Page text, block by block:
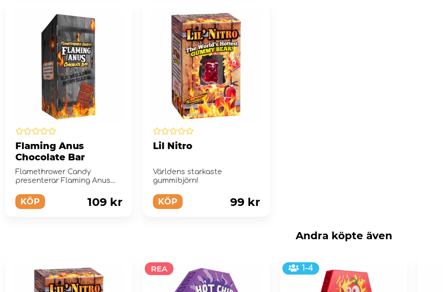
Flaming Anus
Chocolate Bar
Flamethrower Candy
presenterar Flaming Anus
KÖP 109 kr
Lil Nitro
Världens starkaste
gummibjörn!
KÖP 99 kr
Andra köpte även
REA 1-4